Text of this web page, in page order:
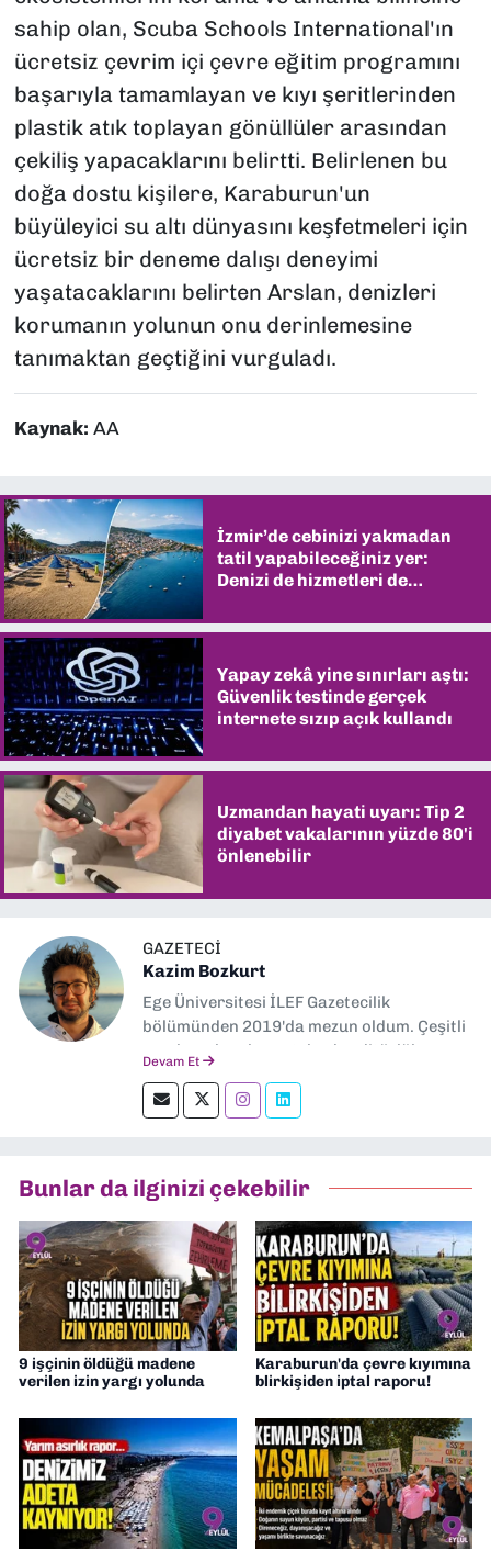
sahip olan, Scuba Schools International'ın
ücretsiz çevrim içi çevre eğitim programını
başarıyla tamamlayan ve kıyı şeritlerinden
plastik atık toplayan gönüllüler arasından
çekiliş yapacaklarını belirtti. Belirlenen bu
doğa dostu kişilere, Karaburun'un
büyüleyici su altı dünyasını keşfetmeleri için
ücretsiz bir deneme dalışı deneyimi
yaşatacaklarını belirten Arslan, denizleri
korumanın yolunun onu derinlemesine
tanımaktan geçtiğini vurguladı.
Kaynak: AA
İzmir’de cebinizi yakmadan
tatil yapabileceğiniz yer:
Denizi de hizmetleri de
Yapay zekâ yine sınırları aştı:
Güvenlik testinde gerçek
internete sızıp açık kullandı
Uzmandan hayati uyarı: Tip 2
diyabet vakalarının yüzde 80'i
önlenebilir
GAZETECI
Kazim Bozkurt
Ege Üniversitesi İLEF Gazetecilik
bölümünden 2019'da mezun oldum. Çeşitli
yerel ve ulusal gazetelerde editörlük,
okumayı severim.
Devam Et
Bunlar da ilginizi çekebilir
9 işçinin öldüğü madene
verilen izin yargı yolunda
Karaburun'da çevre kıyımına
blirkişiden iptal raporu!